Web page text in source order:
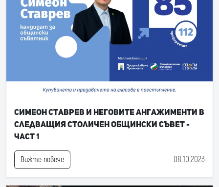
Симеон Ставрев и неговите ангажименти в
следващия Столичен общински съвет -
част 1
Вижте повече 08.10.2023